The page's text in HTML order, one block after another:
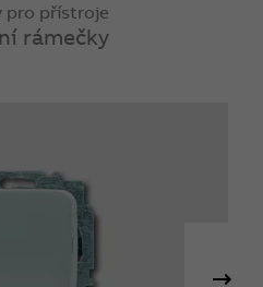
pro přístroje
rámečky